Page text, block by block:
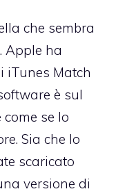
che sembra
Apple ha
iTunes Match
è sul
se lo
Sia che lo
scaricato
versione di